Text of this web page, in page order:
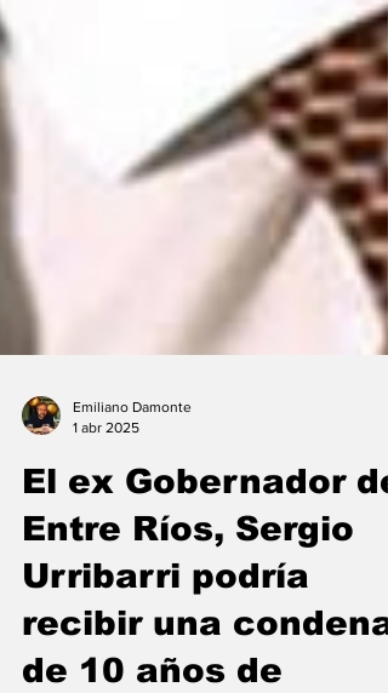
Emiliano Damonte
1 abr 2025
El ex Gobernador de
Entre Ríos, Sergio
Urribarri podría